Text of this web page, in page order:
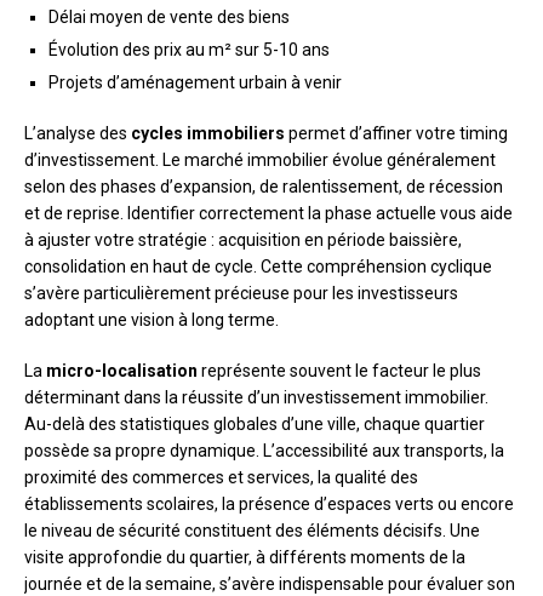
Délai moyen de vente des biens
Évolution des prix au m² sur 5-10 ans
Projets d’aménagement urbain à venir
L’analyse des cycles immobiliers permet d’affiner votre timing
d’investissement. Le marché immobilier évolue généralement
selon des phases d’expansion, de ralentissement, de récession
et de reprise. Identifier correctement la phase actuelle vous aide
à ajuster votre stratégie : acquisition en période baissière,
consolidation en haut de cycle. Cette compréhension cyclique
s’avère particulièrement précieuse pour les investisseurs
adoptant une vision à long terme.
La micro-localisation représente souvent le facteur le plus
déterminant dans la réussite d’un investissement immobilier.
Au-delà des statistiques globales d’une ville, chaque quartier
possède sa propre dynamique. L’accessibilité aux transports, la
proximité des commerces et services, la qualité des
établissements scolaires, la présence d’espaces verts ou encore
le niveau de sécurité constituent des éléments décisifs. Une
visite approfondie du quartier, à différents moments de la
journée et de la semaine, s’avère indispensable pour évaluer son